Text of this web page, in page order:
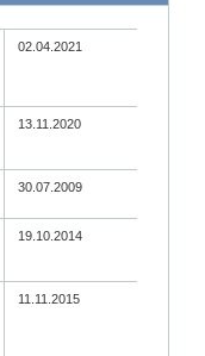
02.04.2021
13.11.2020
30.07.2009
19.10.2014
11.11.2015